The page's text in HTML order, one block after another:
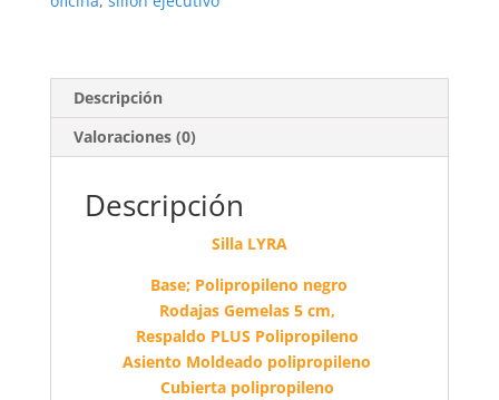
Descripción
Valoraciones (0)
Descripción
Silla LYRA
Base; Polipropileno negro
Rodajas Gemelas 5 cm,
Respaldo PLUS Polipropileno
Asiento Moldeado polipropileno
Cubierta polipropileno